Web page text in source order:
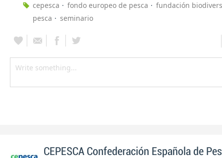
cepesca fondo europeo de pesca
fundación
pesca
seminario
CEPESCA Confederación Española de